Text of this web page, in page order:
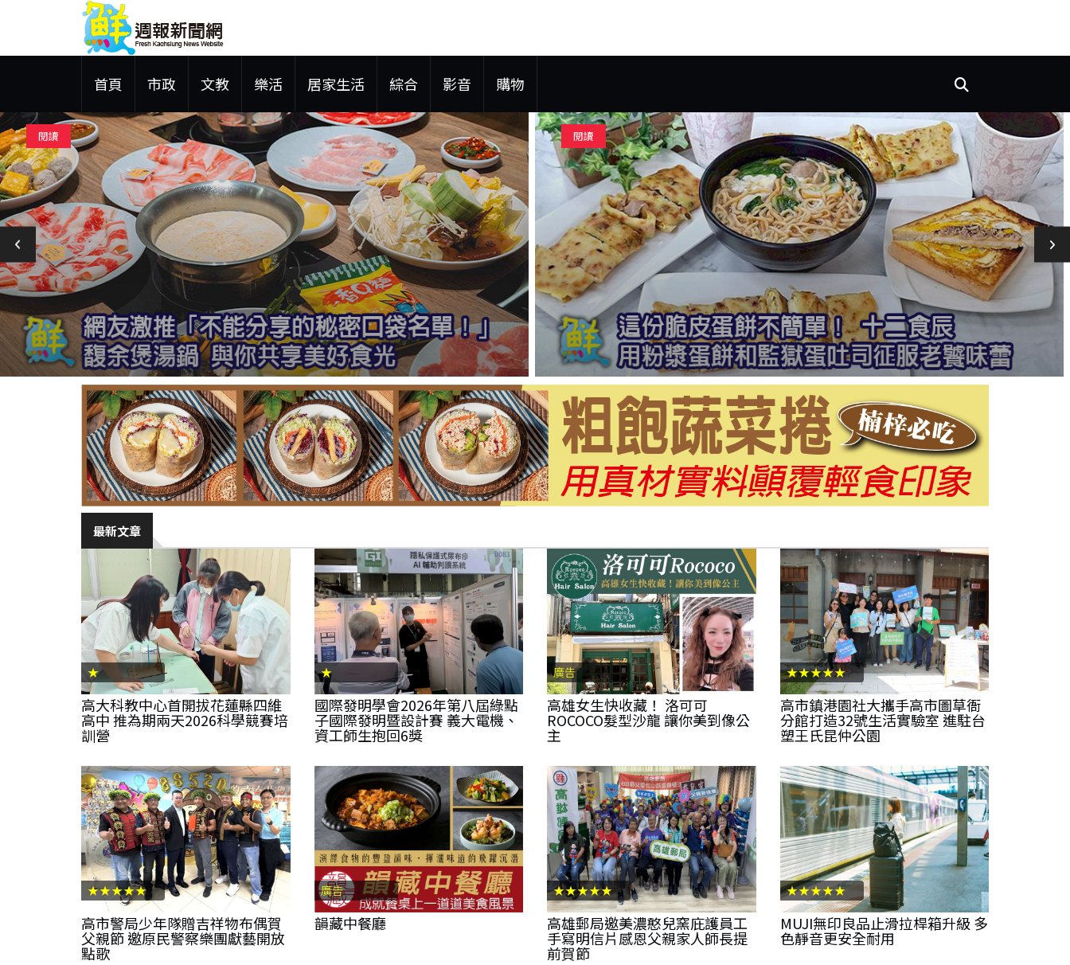
首頁 市政 文教 樂活 居家生活 綜合 影音 購物
閱讀 閱讀
最新文章
★
高大科教中心首開拔花蓮縣四維
高中 推為期兩天2026科學競賽培
訓營
★
國際發明學會2026年第八屆綠點
子國際發明暨設計賽 義大電機、
資工師生抱回6獎
廣告
高雄女生快收藏！ 洛可可
ROCOCO髮型沙龍 讓你美到像公
主
★★★★★
高市鎮港園社大攜手高市圖草衙
分館打造32號生活實驗室 進駐台
塑王氏昆仲公園
★★★★★
高市警局少年隊贈吉祥物布偶賀
父親節 邀原民警察樂團獻藝開放
點歌
廣告
韻藏中餐廳
★★★★★
高雄郵局邀美濃憨兒窯庇護員工
手寫明信片感恩父親家人師長提
前賀節
★★★★★
MUJI無印良品止滑拉桿箱升級 多
色靜音更安全耐用